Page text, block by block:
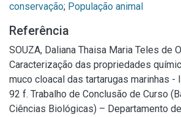
conservação; População animal
Referência
SOUZA, Daliana Thaisa Maria Teles de
Caracterização das propriedades
muco cloacal das tartarugas marinhas -
92 f. Trabalho de Conclusão de Curso
Ciências Biológicas) – Departamento